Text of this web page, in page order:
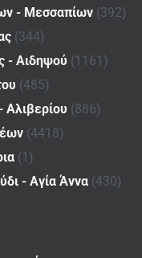
- Μεσσαπίων (392)
(344)
- Αιδηψού (1161)
(485)
(886)
(4418)
(1)
- Αγία Άννα (430)